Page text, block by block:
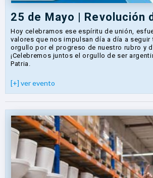
25 de Mayo | Revolución
Hoy celebramos ese espíritu de unión,
valores que nos impulsan día a día a seguir
orgullo por el progreso de nuestro rubro y
¡Celebremos juntos el orgullo de ser
Patria.
[+] ver evento